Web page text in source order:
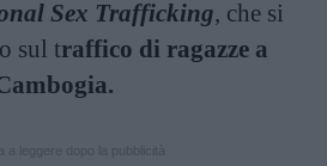
Sex Trafficking, che si
sul traffico di ragazze a